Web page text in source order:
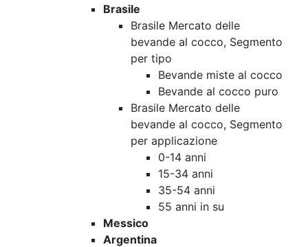
Brasile
Brasile Mercato delle
bevande al cocco, Segmento
per tipo
Bevande miste al cocco
Bevande al cocco puro
Brasile Mercato delle
bevande al cocco, Segmento
per applicazione
0-14 anni
15-34 anni
35-54 anni
55 anni in su
Messico
Argentina